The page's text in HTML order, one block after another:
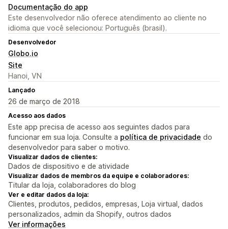
Documentação do app
Este desenvolvedor não oferece atendimento ao cliente no
idioma que você selecionou: Português (brasil).
Desenvolvedor
Globo.io
Site
Hanoi, VN
Lançado
26 de março de 2018
Acesso aos dados
Este app precisa de acesso aos seguintes dados para
funcionar em sua loja. Consulte a política de privacidade do
desenvolvedor para saber o motivo.
Visualizar dados de clientes:
Dados de dispositivo e de atividade
Visualizar dados de membros da equipe e colaboradores:
Titular da loja, colaboradores do blog
Ver e editar dados da loja:
Clientes, produtos, pedidos, empresas, Loja virtual, dados
personalizados, admin da Shopify, outros dados
Ver informações